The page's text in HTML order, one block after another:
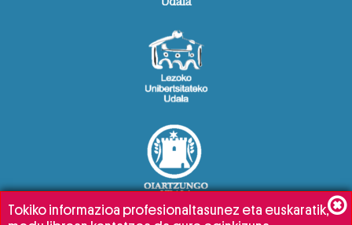
Tokiko informazioa profesionaltasunez eta euskaratik,